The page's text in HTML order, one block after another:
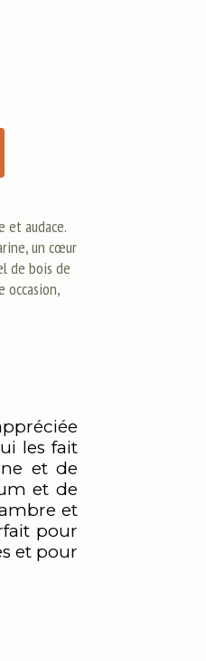
et audace.
un cœur
de bois de
occasion,
les fait
et de
et de
et
pour
et pour